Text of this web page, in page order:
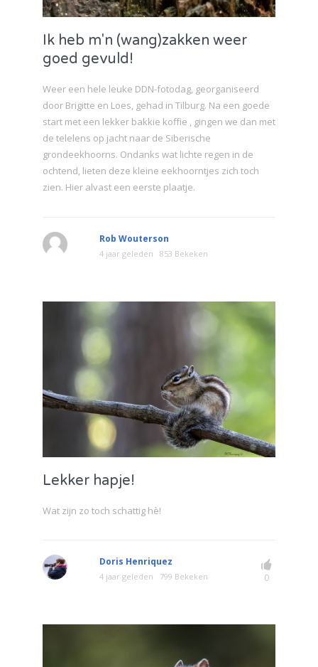
Ik heb m'n (wang)zakken weer
goed gevuld!
Weer een hele leuke DDN-fotodag, georganiseerd
door Brigitte en Loes, gehad in Tilburg. Na een goede
start met een lekker bakkie koffie , gingen we dan met
de telelens op jacht naar de Siberische
grondeekhoorns. Ondanks wat lichte regen in de
ochtend, lieten deze kleine eekhoorntjes zich toch
zien. Hier alvast een eerste plaatje.
Rob Wouterson
4 jaar geleden 853 Bekeken
Lekker hapje!
Wat zijn zo toch schattig hè!
Doris Henriquez
4 jaar geleden 799 Bekeken 0